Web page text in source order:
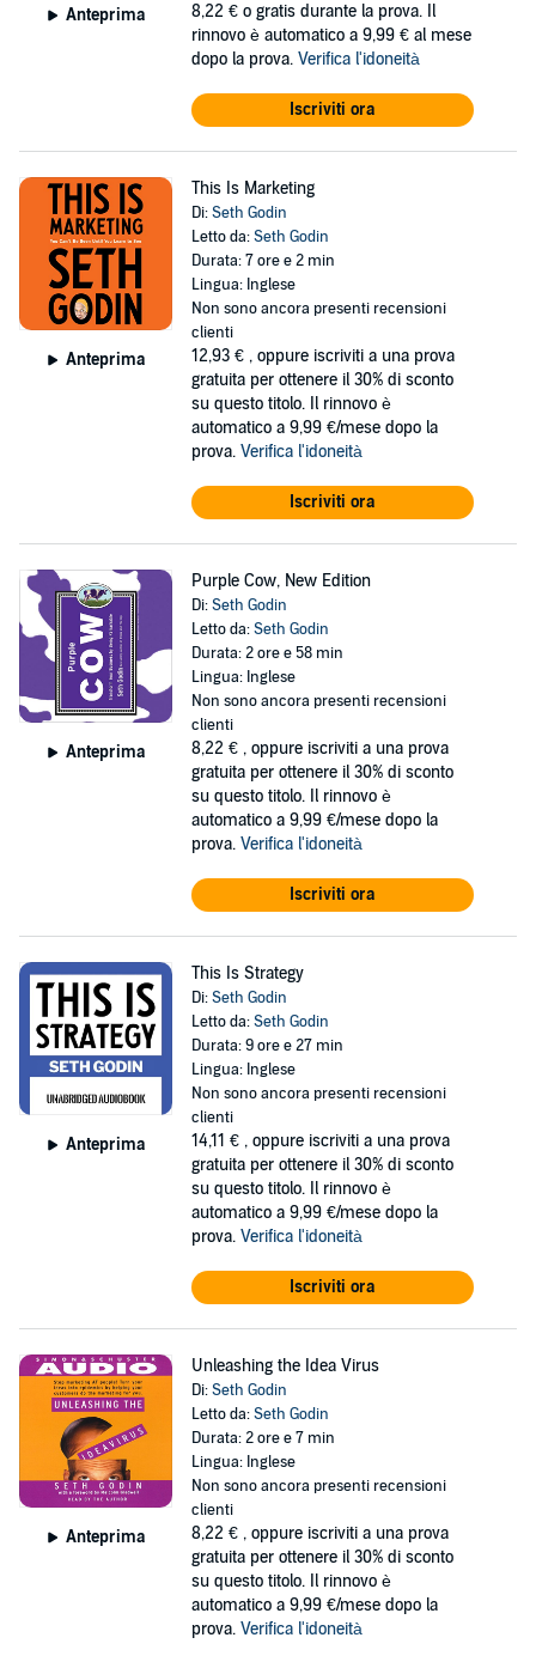
Anteprima 8,22 € o gratis durante la prova. Il
rinnovo è automatico a 9,99 € al mese
dopo la prova. Verifica l'idoneità
Iscriviti ora
Anteprima
This Is Marketing
Di:Seth Godin
Letto da:Seth Godin
Durata: 7 ore e 2 min
Lingua: Inglese
Non sono ancora presenti recensioni
clienti
12,93 € , oppure iscriviti a una prova
gratuita per ottenere il 30% di sconto
su questo titolo. Il rinnovo è
automatico a 9,99 €/mese dopo la
prova. Verifica l'idoneità
Iscriviti ora
Anteprima
Purple Cow, New Edition
Di:Seth Godin
Letto da:Seth Godin
Durata: 2 ore e 58 min
Lingua: Inglese
Non sono ancora presenti recensioni
clienti
8,22 € , oppure iscriviti a una prova
gratuita per ottenere il 30% di sconto
su questo titolo. Il rinnovo è
automatico a 9,99 €/mese dopo la
prova. Verifica l'idoneità
Iscriviti ora
Anteprima
This Is Strategy
Di:Seth Godin
Letto da:Seth Godin
Durata: 9 ore e 27 min
Lingua: Inglese
Non sono ancora presenti recensioni
clienti
14,11 € , oppure iscriviti a una prova
gratuita per ottenere il 30% di sconto
su questo titolo. Il rinnovo è
automatico a 9,99 €/mese dopo la
prova. Verifica l'idoneità
Iscriviti ora
Anteprima
Unleashing the Idea Virus
Di:Seth Godin
Letto da:Seth Godin
Durata: 2 ore e 7 min
Lingua: Inglese
Non sono ancora presenti recensioni
clienti
8,22 € , oppure iscriviti a una prova
gratuita per ottenere il 30% di sconto
su questo titolo. Il rinnovo è
automatico a 9,99 €/mese dopo la
prova. Verifica l'idoneità